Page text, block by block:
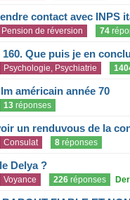
contact avec INPS
Pension de réversion 74
Que puis je en
Psychologie, Psychiatrie
américain année 70
13réponses
un renduvous de la
Consulat 8réponses
Delya ?
Voyance 226réponses